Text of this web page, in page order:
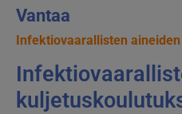
Vantaa
Infektiovaarallisten